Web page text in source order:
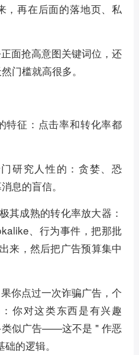
，再在后面的落地页、私
面抢高意图关键词位，还
门槛就高很多。
特征：点击率和转化率都
研究人性的：贪婪、恐
息的盲信。
其成熟的转化率放大器：
、行为事件，把那批
来，然后把广告预算集中
你点过一次诈骗广告，个
你对这类东西是有兴趣
类似广告——这不是 " 作恶
的逻辑。